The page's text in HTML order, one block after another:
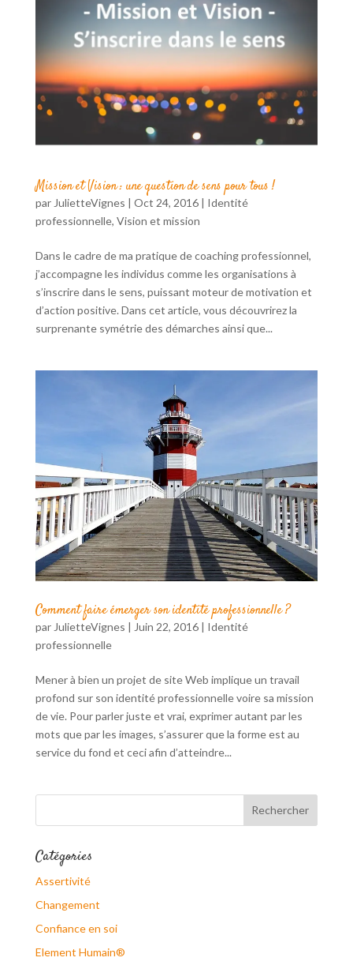
Mission et Vision : une question de sens pour tous !
par JulietteVignes | Oct 24, 2016| Identité
professionnelle, Vision et mission
Dans le cadre de ma pratique de coaching professionnel,
j’accompagne les individus comme les organisations à
s’inscrire dans le sens, puissant moteur de motivation et
d’action positive. Dans cet article, vous découvrirez la
surprenante symétrie des démarches ainsi que...
Comment faire émerger son identité professionnelle ?
par JulietteVignes | Juin 22, 2016| Identité
professionnelle
Mener à bien un projet de site Web implique un travail
profond sur son identité professionnelle voire sa mission
de vie. Pour parler juste et vrai, exprimer autant par les
mots que par les images, s’assurer que la forme est au
service du fond et ceci afin d’atteindre...
Catégories
Assertivité
Changement
Confiance en soi
Element Humain®